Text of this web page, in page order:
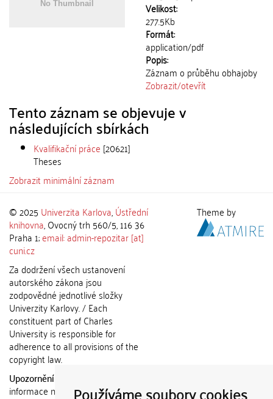
Používáme soubory cookies
Velikost:
277.5Kb
Formát:
application/pdf
Popis:
Záznam o průběhu obhajoby
Zobrazit/otevřít
Tento záznam se objevuje v
následujících sbírkách
Kvalifikační práce [20621]
Theses
Zobrazit minimální záznam
© 2025 Univerzita Karlova,Ústřední
knihovna, Ovocný trh 560/5, 116 36
Praha 1;email: admin-repozitar [at]
cuni.cz
Za dodržení všech ustanovení
autorského zákona jsou
zodpovědné jednotlivé složky
Univerzity Karlovy. / Each
constituent part of Charles
University is responsible for
adherence to all provisions of the
copyright law.
Upozornění / Notice:
informace nemohou být použity k
Theme by